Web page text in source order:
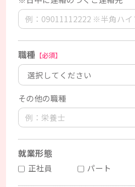
職種 【必須】
その他の職種
就業形態
正社員 パート